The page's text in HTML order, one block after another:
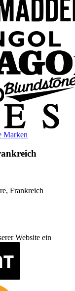
Marken
Frankreich
Website ein